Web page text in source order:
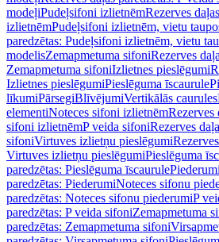
modeļiPudeļsifoni izlietnēmRezerves
izlietnēmPudeļsifoni izlietnēm, vietu
paredzētas: Pudeļsifoni izlietnēm, vietu
modelisZemapmetuma sifoniRezerves
Zemapmetuma sifoniIzlietnes pieslēgumi
Izlietnes pieslēgumiPieslēguma īscaurule
līkumiPārsegiBlīvējumiVertikālās caurules
elementiNoteces sifoni izlietnēmRezerves
sifoni izlietnēmP veida sifoniRezerves
sifoniVirtuves izlietņu pieslēgumi
Virtuves izlietņu pieslēgumiPieslēguma
paredzētas: Pieslēguma īscaurulePiederumi
paredzētas: PiederumiNoteces sifonu
paredzētas: Noteces sifonu piederumiP
paredzētas: P veida sifoniZemapmetuma
paredzētas: Zemapmetuma sifoni